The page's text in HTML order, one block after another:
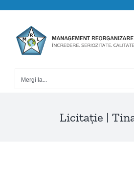
content
Mergi la...
Licitație |